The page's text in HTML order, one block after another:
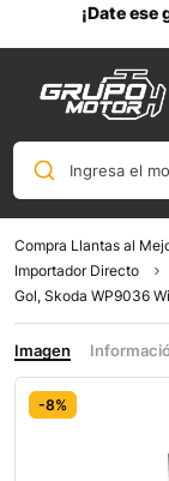
¡Date
Ingresa el
Compra Llantas al
Importador Directo
Gol, Skoda WP9036
Imagen
-8%